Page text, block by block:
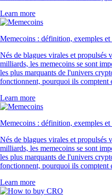
320k Reviews
4.5
660k Reviews